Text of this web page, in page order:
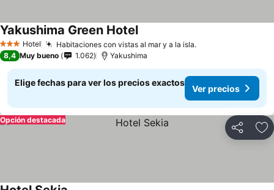
3 Estrellas
Hotel Habitaciones con vistas al mar y a la isla.Ver precios
Yakushima Green HotelVer precios
8,4 Muy bueno 1.062 Yakushima
Elige fechas para ver los precios exactos
Ver precios
Compartir
Opción destacada